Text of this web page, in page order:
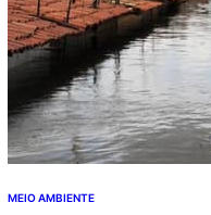
MEIO AMBIENTE